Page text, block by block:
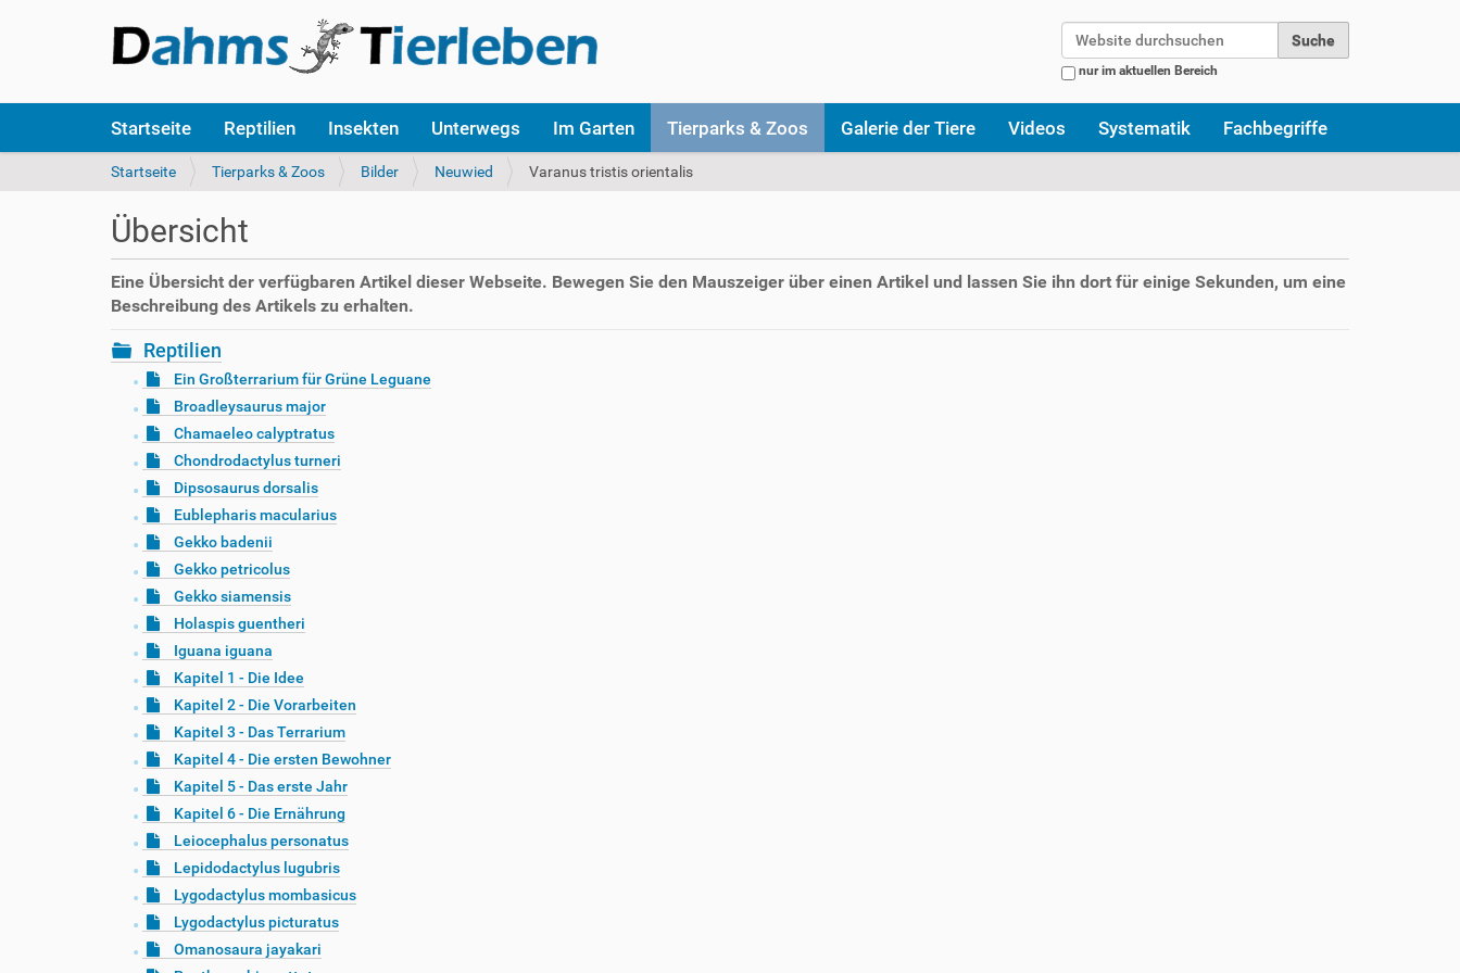
nur im aktuellen Bereich
k
Startseite Reptilien Insekten Unterwegs Im Garten Tierparks & Zoos Galerie der Tiere Videos Systematik Fachbegriffe
S
e
s
i
n
d
i
e
Startseite Tierparks & Zoos Bilder Neuwied Varanus tristis orientalis
Übersicht
Eine Übersicht der verfügbaren Artikel dieser Webseite. Bewegen Sie den Mauszeiger über einen Artikel und lassen Sie ihn dort für einige Sekunden, um eine
Beschreibung des Artikels zu erhalten.
Reptilien
Ein Großterrarium für Grüne Leguane
Broadleysaurus major
Chamaeleo calyptratus
Chondrodactylus turneri
Dipsosaurus dorsalis
Eublepharis macularius
Gekko badenii
Gekko petricolus
Gekko siamensis
Holaspis guentheri
Iguana iguana
Kapitel 1 - Die Idee
Kapitel 2 - Die Vorarbeiten
Kapitel 3 - Das Terrarium
Kapitel 4 - Die ersten Bewohner
Kapitel 5 - Das erste Jahr
Kapitel 6 - Die Ernährung
Leiocephalus personatus
Lepidodactylus lugubris
Lygodactylus mombasicus
Lygodactylus picturatus
Omanosaura jayakari